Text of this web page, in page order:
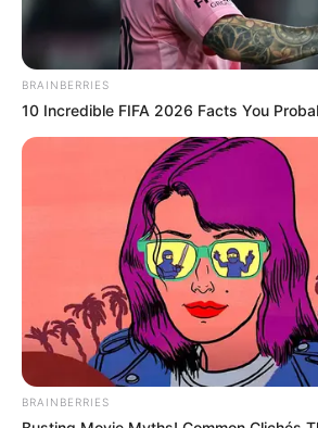
BRAINBERRIES
10 Incredible FIFA 2026 Facts You
BRAINBERRIES